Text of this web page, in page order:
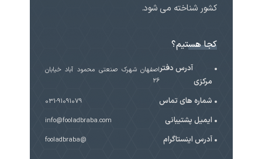
کشور شناخته می شود.
کجا هستیم؟
آدرس دفتر
مرکزی
اصفهان شهرک صنعتی محمود آباد خیابان
۲۶
شماره های تماس 031-91091079
ایمیل پشتیبانی info@fooladbraba.com
آدرس اینستاگرام @fooladbraba